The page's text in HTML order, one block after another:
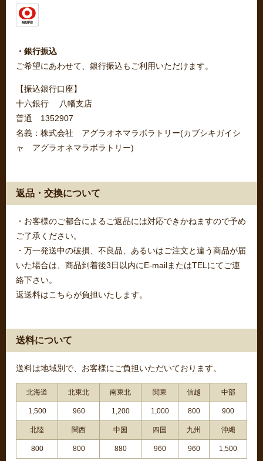
・銀行振込
ご希望にあわせて、銀行振込もご利用いただけます。
【振込銀行口座】
十六銀行 八幡支店
普通 1352907
名義：株式会社 アグラオネマラボラトリー(カブシキガイシ
ャ アグラオネマラボラトリー)
返品・交換について
・お客様のご都合によるご返品には対応できかねますので予め
ご了承ください。
・万一発送中の破損、不良品、あるいはご注文と違う商品が届
いた場合は、商品到着後3日以内にE-mailまたはTELにてご連
絡下さい。
返送料はこちらが負担いたします。
送料について
送料は地域別で、お客様にご負担いただいております。
北海道 北東北 南東北 関東 信越 中部
1,500 960 1,200 1,000 800 900
北陸 関西 中国 四国 九州 沖縄
800 800 880 960 960 1,500